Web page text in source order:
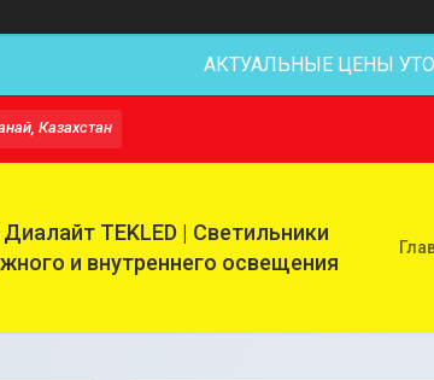
АКТУАЛЬНЫЕ ЦЕНЫ
Казахстан
TEKLED | Светильники
и внутреннего освещения